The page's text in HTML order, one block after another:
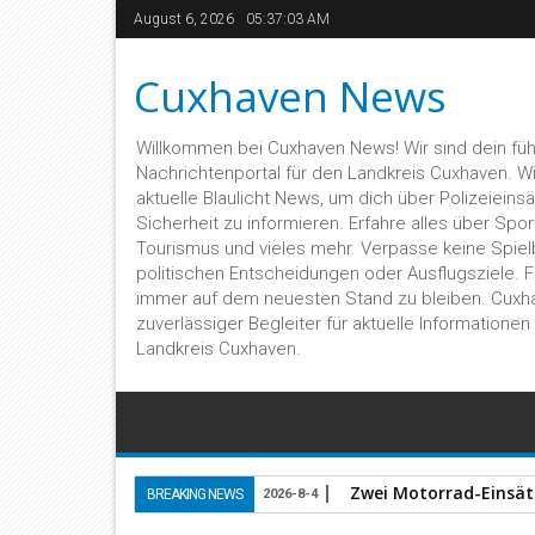
August 6, 2026 05:37:03 AM
Cuxhaven News
Willkommen bei Cuxhaven News! Wir sind dein
Nachrichtenportal für den Landkreis Cuxhaven.
aktuelle Blaulicht News, um dich über
Sicherheit zu informieren. Erfahre alles über
Tourismus und vieles mehr. Verpasse keine
politischen Entscheidungen oder Ausflugsziele.
immer auf dem neuesten Stand zu bleiben.
zuverlässiger Begleiter für aktuelle Informationen
Landkreis Cuxhaven.
BREAKING NEWS Mann mit
2026-8-3